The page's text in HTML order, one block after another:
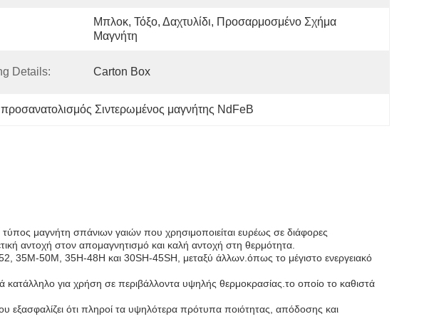
Μπλοκ, Τόξο, Δαχτυλίδι, Προσαρμοσμένο Σχήμα
Μαγνήτη
Details: Carton Box
Σιντερωμένος μαγνήτης NdFeB
μαγνήτη σπάνιων γαιών που χρησιμοποιείται ευρέως σε διάφορες
αντοχή στον απομαγνητισμό και καλή αντοχή στη θερμότητα.
35M-50M, 35H-48H και 30SH-45SH, μεταξύ άλλων.όπως το μέγιστο ενεργειακό
για χρήση σε περιβάλλοντα υψηλής θερμοκρασίας.το οποίο το καθιστά
εξασφαλίζει ότι πληροί τα υψηλότερα πρότυπα ποιότητας, απόδοσης και